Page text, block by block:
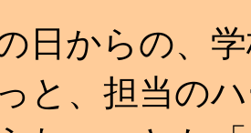
日からの、
と、担当の